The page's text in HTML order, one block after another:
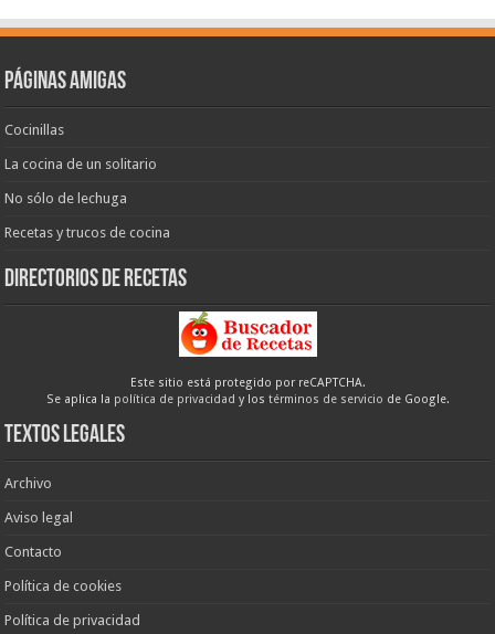
Páginas amigas
Cocinillas
La cocina de un solitario
No sólo de lechuga
Recetas y trucos de cocina
Directorios de recetas
Este sitio está protegido por reCAPTCHA.
Se aplica la política de privacidad y los términos de servicio de Google.
Textos legales
Archivo
Aviso legal
Contacto
Política de cookies
Política de privacidad